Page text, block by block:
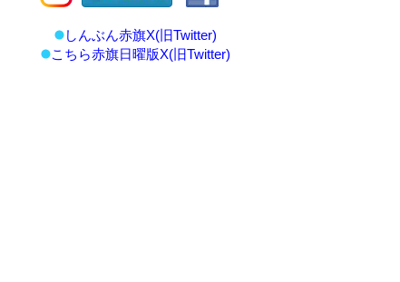
しんぶん赤旗X(旧Twitter)
こちら赤旗日曜版X(旧Twitter)